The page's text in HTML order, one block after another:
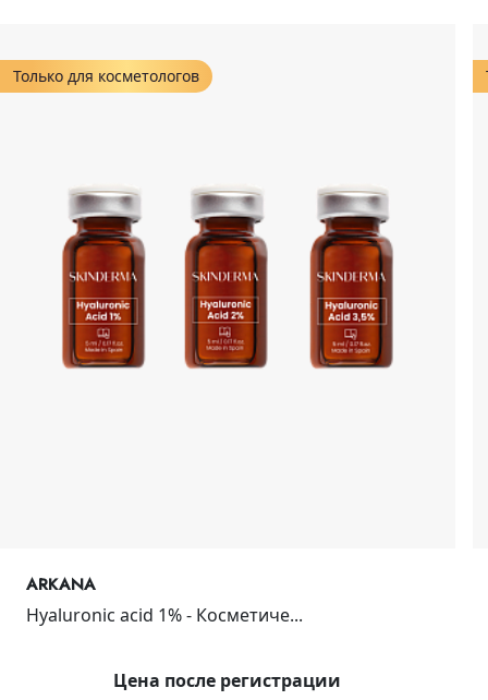
Только для косметологов
ARKANA
Hyaluronic acid 1% - Косметиче...
Цена после регистрации